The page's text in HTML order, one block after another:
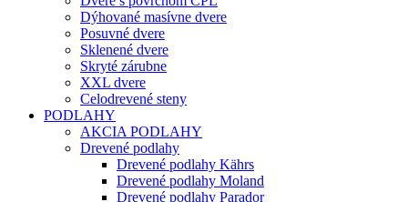
Dýhované masívne dvere
Posuvné dvere
Sklenené dvere
Skryté zárubne
XXL dvere
Celodrevené steny
PODLAHY
AKCIA PODLAHY
Drevené podlahy
Drevené podlahy Kährs
Drevené podlahy Moland
Drevené podlahy Parador